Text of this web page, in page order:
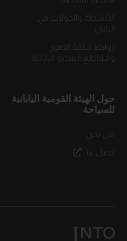
حول الهيئة القومية اليابانية
للسياحة